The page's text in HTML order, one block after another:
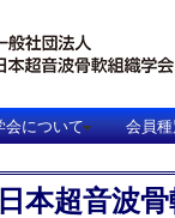
会について 会員
本超音波